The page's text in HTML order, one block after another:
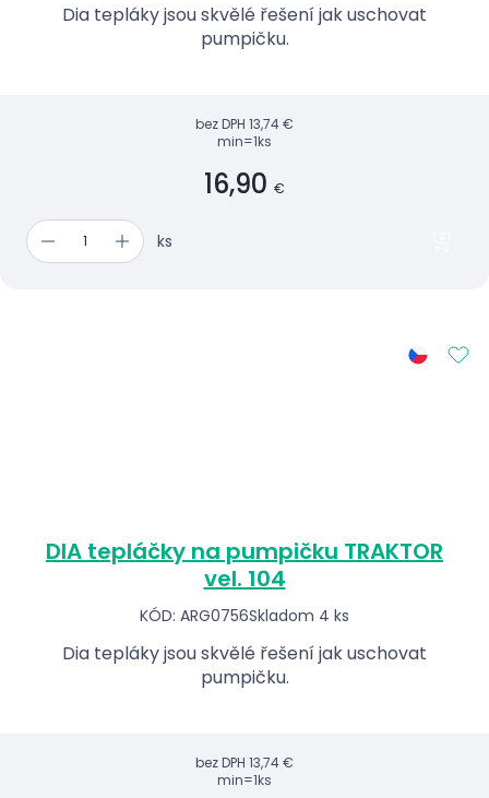
Dia tepláky jsou skvělé řešení jak uschovat
pumpičku.
bez DPH 13,74 €
min=1ks
16,90 €
ks
DIA tepláčky na pumpičku TRAKTOR
vel. 104
KÓD: ARG0756Skladom 4 ks
Dia tepláky jsou skvělé řešení jak uschovat
pumpičku.
bez DPH 13,74 €
min=1ks